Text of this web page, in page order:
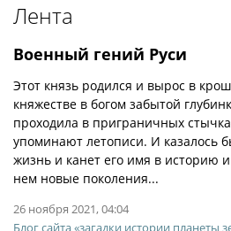
Лента
Военный гений Руси
Этот князь родился и вырос в
княжестве в богом забытой
проходила в приграничных
упоминают летописи. И казалось
жизнь и канет его имя в историю
нем новые поколения...
26 ноября 2021, 04:04
Блог сайта «загадки истории планеты